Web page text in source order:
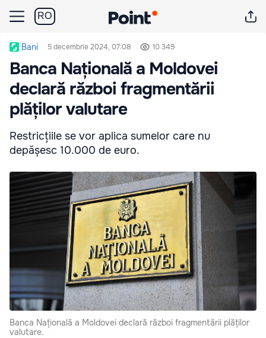
RO
Bani 5 decembrie 2024, 07:08 10 349
Banca Națională a Moldovei
declară război fragmentării
plăților valutare
Restricțiile se vor aplica sumelor care nu
depășesc 10.000 de euro.
Banca Națională a Moldovei declară război fragmentării plăților
valutare.